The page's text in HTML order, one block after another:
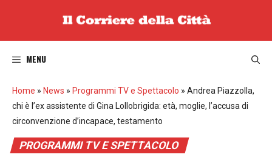
MENU
Home » News » Programmi TV e Spettacolo » Andrea Piazzolla,
chi è l’ex assistente di Gina Lollobrigida: età, moglie, l’accusa di
circonvenzione d’incapace, testamento
PROGRAMMI TV E SPETTACOLO